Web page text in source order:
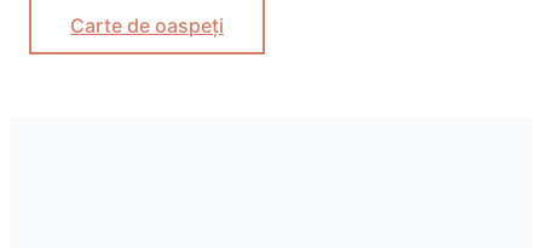
Carte de oaspeți